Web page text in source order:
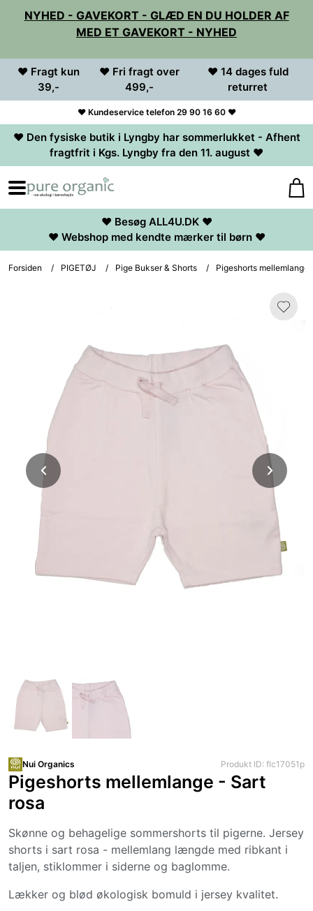
NYHED - GAVEKORT - GLÆD EN DU HOLDER AF
MED ET GAVEKORT - NYHED
♥ Fragt kun
39,-
♥ Fri fragt over
499,-
♥ 14 dages fuld
returret
♥ Kundeservice telefon 29 90 16 60 ♥
♥ Den fysiske butik i Lyngby har sommerlukket - Afhent
fragtfrit i Kgs. Lyngby fra den 11. august ♥
♥ Besøg ALL4U.DK ♥
♥ Webshop med kendte mærker til børn ♥
Forsiden / PIGETØJ / Pige Bukser & Shorts / Pigeshorts mellemlange
Nui Organics Produkt ID: flc17051p
Pigeshorts mellemlange - Sart
rosa
Skønne og behagelige sommershorts til pigerne. Jersey
shorts i sart rosa - mellemlang længde med ribkant i
taljen, stiklommer i siderne og baglomme.
Lækker og blød økologisk bomuld i jersey kvalitet.